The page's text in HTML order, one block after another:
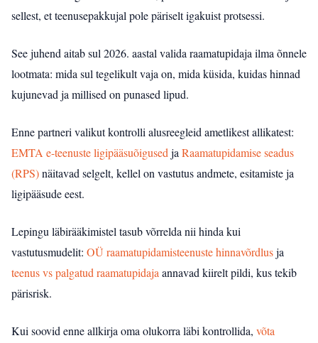
sellest, et teenusepakkujal pole päriselt igakuist protsessi.
See juhend aitab sul 2026. aastal valida raamatupidaja ilma õnnele
lootmata: mida sul tegelikult vaja on, mida küsida, kuidas hinnad
kujunevad ja millised on punased lipud.
Enne partneri valikut kontrolli alusreegleid ametlikest allikatest:
EMTA e-teenuste ligipääsuõigusedjaRaamatupidamise seadus
(RPS)näitavad selgelt, kellel on vastutus andmete, esitamiste ja
ligipääsude eest.
Lepingu läbirääkimistel tasub võrrelda nii hinda kui
vastutusmudelit: OÜ raamatupidamisteenuste hinnavõrdlusja
teenus vs palgatud raamatupidajaannavad kiirelt pildi, kus tekib
pärisrisk.
Kui soovid enne allkirja oma olukorra läbi kontrollida, võta